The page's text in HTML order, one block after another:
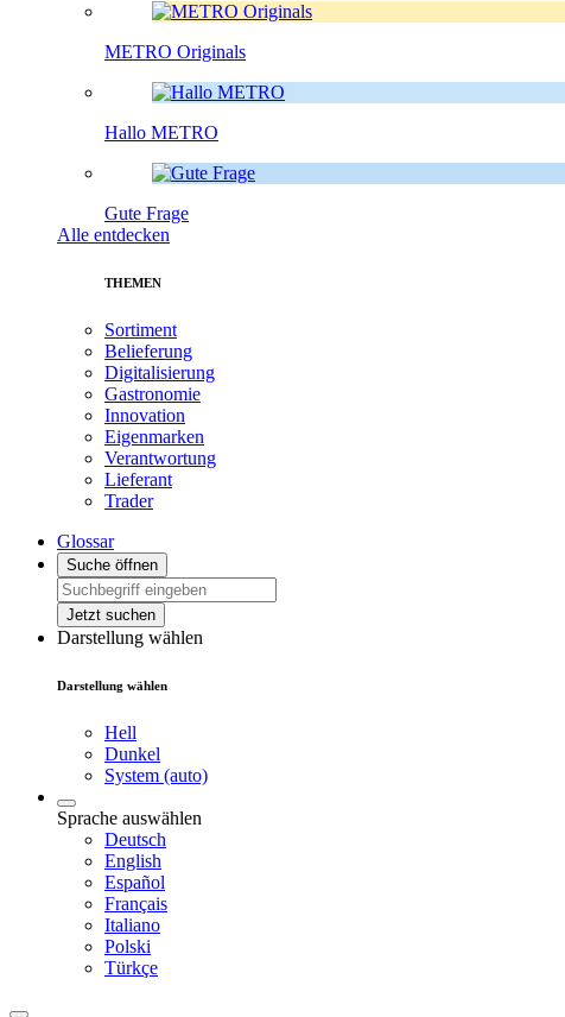
METRO Originals
Hallo METRO
Gute Frage
Alle entdecken
THEMEN
Sortiment
Belieferung
Digitalisierung
Gastronomie
Innovation
Eigenmarken
Verantwortung
Lieferant
Trader
Glossar
Suche öffnen
Jetzt suchen
Darstellung wählen
Darstellung wählen
Hell
Dunkel
System (auto)
Sprache auswählen
Deutsch
English
Español
Français
Italiano
Polski
Türkçe